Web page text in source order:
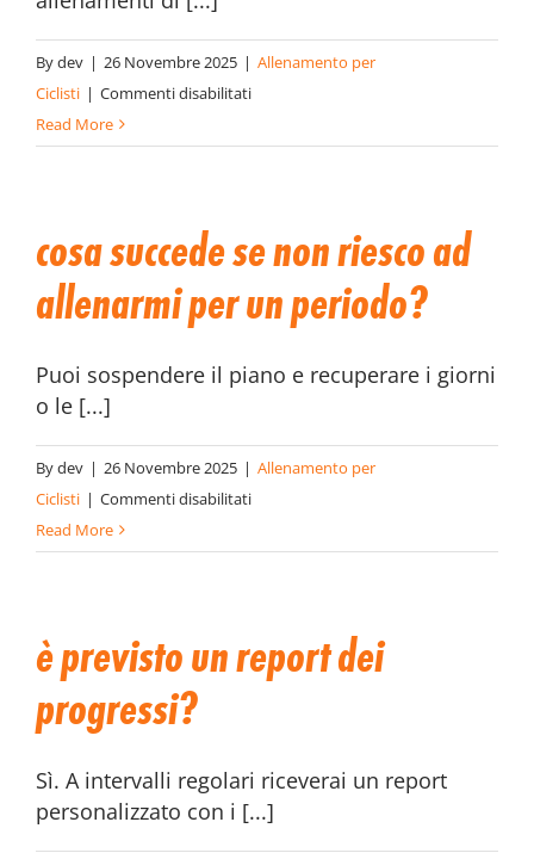
Bydev | 26 Novembre 2025 | Allenamento per
Ciclisti | Commenti disabilitatisu
avere
o
per
il
Read More
cosa succede se non riesco ad
allenarmi per un periodo?
Puoi sospendere il piano e recuperare i giorni
o le [...]
Bydev | 26 Novembre 2025 | Allenamento per
Ciclisti | Commenti disabilitatisu
succede
riesco
ad
un
periodo?
Read More
è previsto un report dei
progressi?
Sì. A intervalli regolari riceverai un report
personalizzato con i [...]